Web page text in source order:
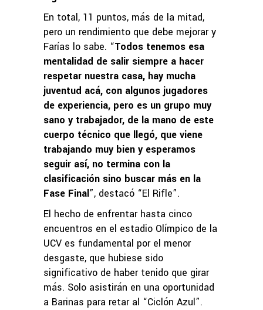
En total, 11 puntos, más de la mitad,
pero un rendimiento que debe mejorar y
Farías lo sabe. “Todos tenemos esa
mentalidad de salir siempre a hacer
respetar nuestra casa, hay mucha
juventud acá, con algunos jugadores
de experiencia, pero es un grupo muy
sano y trabajador, de la mano de este
cuerpo técnico que llegó, que viene
trabajando muy bien y esperamos
seguir así, no termina con la
clasificación sino buscar más en la
Fase Final”, destacó “El Rifle”.
El hecho de enfrentar hasta cinco
encuentros en el estadio Olímpico de la
UCV es fundamental por el menor
desgaste, que hubiese sido
significativo de haber tenido que girar
más. Solo asistirán en una oportunidad
a Barinas para retar al “Ciclón Azul”.